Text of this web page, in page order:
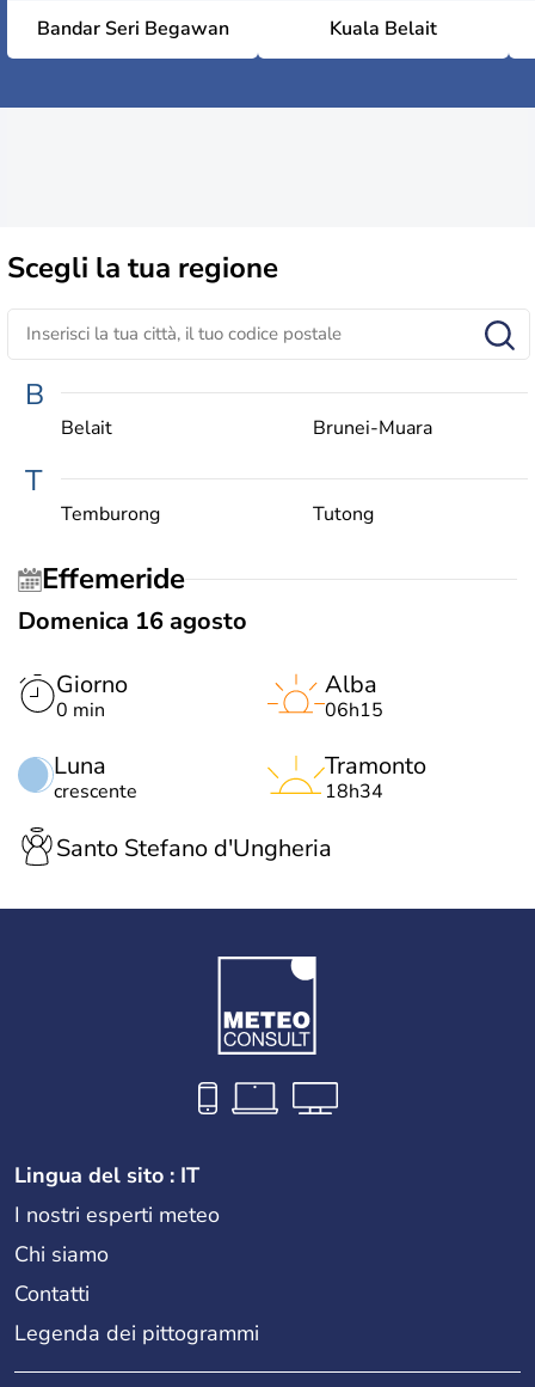
Bandar Seri Begawan Kuala Belait
Scegli la tua regione
B
Belait Brunei-Muara
T
Temburong Tutong
Effemeride
Domenica 16 agosto
Giorno
0 min
Luna
crescente
Alba
06h15
Tramonto
18h34
Santo Stefano d'Ungheria
Lingua del sito : IT
I nostri esperti meteo
Chi siamo
Contatti
Legenda dei pittogrammi